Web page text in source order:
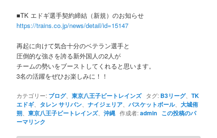
■TK エドギ選手契約締結（新規）のお知らせ
https://trains.co.jp/news/detail/id=15147
再起に向けて気合十分のベテラン選手と
圧倒的な強さを誇る新外国人の2人が
チームの勢いをブーストしてくれると思います。
3名の活躍をぜひお楽しみに！！
カテゴリー: ブログ、東京八王子ビートレインズタグ: B3リーグ、TK
エドギ、 タレン サリバン 、ナイジェリア 、バスケットボール、大城侑
朔 、東京八王子ビートレインズ、沖縄 作成者:admin この投稿のパ
ーマリンク